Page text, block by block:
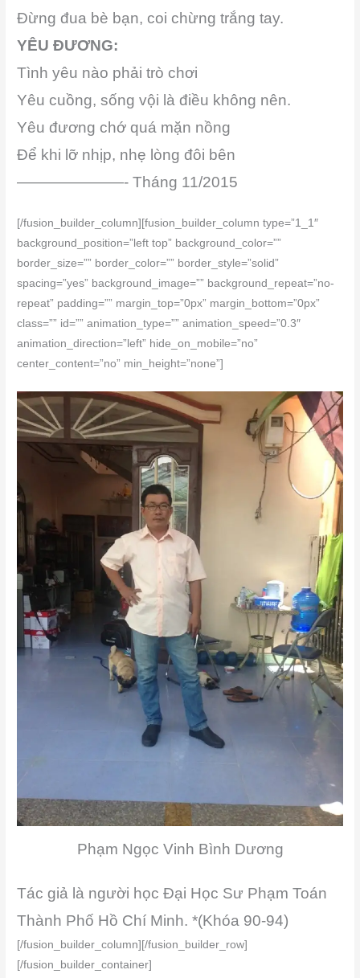
Đừng đua bè bạn, coi chừng trắng tay.
YÊU ĐƯƠNG:
Tình yêu nào phải trò chơi
Yêu cuồng, sống vội là điều không nên.
Yêu đương chớ quá mặn nồng
Để khi lỡ nhịp, nhẹ lòng đôi bên
———————- Tháng 11/2015
[/fusion_builder_column][fusion_builder_column type=”1_1″
background_position=”left top” background_color=””
border_size=”” border_color=”” border_style=”solid”
spacing=”yes” background_image=”” background_repeat=”no-
repeat” padding=”” margin_top=”0px” margin_bottom=”0px”
class=”” id=”” animation_type=”” animation_speed=”0.3″
animation_direction=”left” hide_on_mobile=”no”
center_content=”no” min_height=”none”]
Phạm Ngọc Vinh Bình Dương
Tác giả là người học Đại Học Sư Phạm Toán
Thành Phố Hồ Chí Minh. *(Khóa 90-94)
[/fusion_builder_column][/fusion_builder_row]
[/fusion_builder_container]